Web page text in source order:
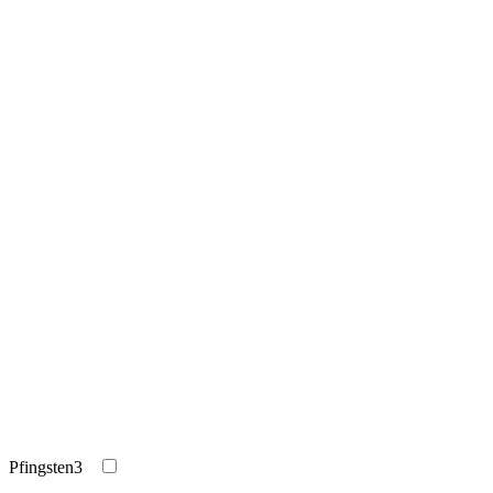
Pfingsten3